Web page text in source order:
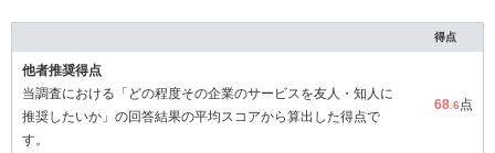
得点
他者推奨得点
当調査における「どの程度その企業のサービスを友人・知人に
推奨したいか」の回答結果の平均スコアから算出した得点で
す。
68 .6点